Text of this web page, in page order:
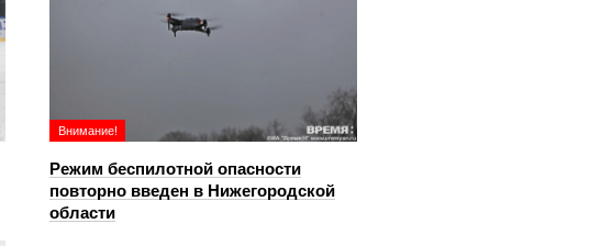
Внимание!
Режим беспилотной опасности
повторно введен в Нижегородской
области